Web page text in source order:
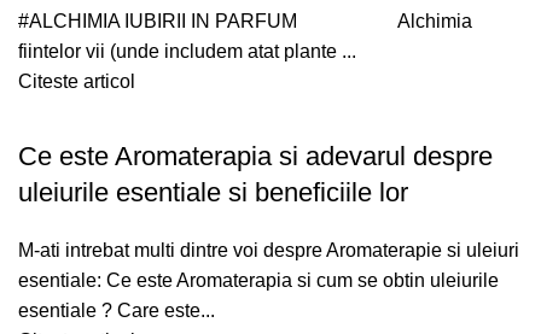
#ALCHIMIA IUBIRII IN PARFUM Alchimia
fiintelor vii (unde includem atat plante ...
Citeste articol
Ce este Aromaterapia si adevarul despre
uleiurile esentiale si beneficiile lor
M-ati intrebat multi dintre voi despre Aromaterapie si uleiuri
esentiale: Ce este Aromaterapia si cum se obtin uleiurile
esentiale ? Care este...